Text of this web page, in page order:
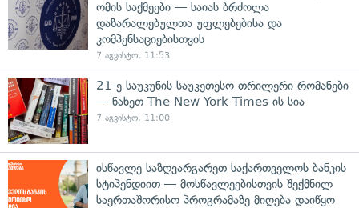
ომის საქმეები — საიას ბრძოლა
დაზარალებულთა უფლებებისა და
კომპენსაციებისთვის
7 აგვისტო, 11:53
21-ე საუკუნის საუკეთესო თრილერი რომანები
— ნახეთ The New York Times-ის სია
7 აგვისტო, 11:00
ისწავლე საზღვარგარეთ საქართველოს ბანკის
სტიპენდიით — მოსწავლეებისთვის შექმნილ
საერთაშორისო პროგრამაზე მიღება დაიწყო